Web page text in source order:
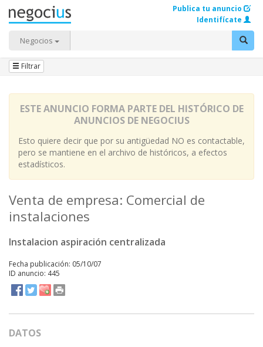
Negocios
Publica tu anuncio
Identifícate
Filtrar
ESTE ANUNCIO FORMA PARTE DEL HISTÓRICO DE
ANUNCIOS DE NEGOCIUS
Esto quiere decir que por su antigüedad NO es contactable,
pero se mantiene en el archivo de históricos, a efectos
estadísticos.
Venta de empresa: Comercial de
instalaciones
Instalacion aspiración centralizada
Fecha publicación: 05/10/07
ID anuncio: 445
DATOS